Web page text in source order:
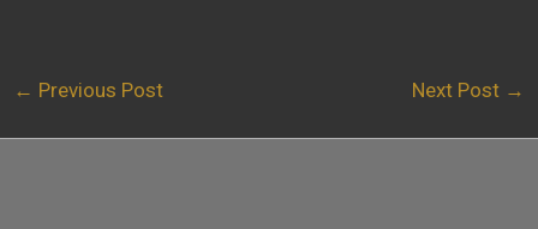
← Previous Post Next Post →